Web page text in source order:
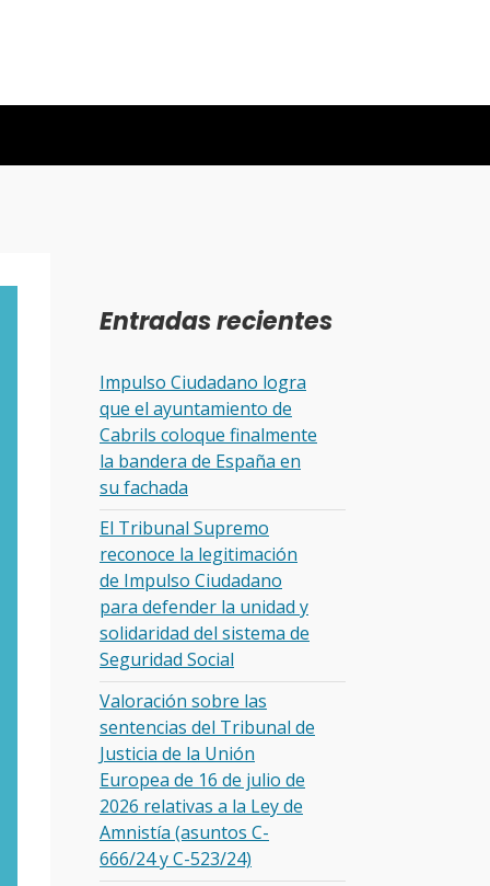
Entradas recientes
Impulso Ciudadano logra
que el ayuntamiento de
Cabrils coloque finalmente
la bandera de España en
su fachada
El Tribunal Supremo
reconoce la legitimación
de Impulso Ciudadano
para defender la unidad y
solidaridad del sistema de
Seguridad Social
Valoración sobre las
sentencias del Tribunal de
Justicia de la Unión
Europea de 16 de julio de
2026 relativas a la Ley de
Amnistía (asuntos C-
666/24 y C-523/24)